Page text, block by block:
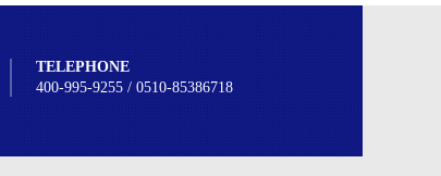
TELEPHONE
400-995-9255 / 0510-85386718